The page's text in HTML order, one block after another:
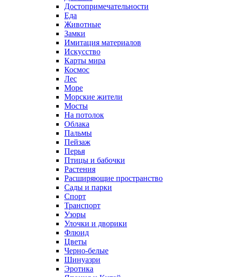
Достопримечательности
Еда
Животные
Замки
Имитация материалов
Искусство
Карты мира
Космос
Лес
Море
Морские жители
Мосты
На потолок
Облака
Пальмы
Пейзаж
Перья
Птицы и бабочки
Растения
Расширяющие пространство
Сады и парки
Спорт
Транспорт
Узоры
Улочки и дворики
Флюид
Цветы
Черно-белые
Шинуазри
Эротика